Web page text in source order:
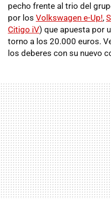
pecho frente al trio del
por los Volkswagen e-Up!,
Citigo iV) que apuesta por
torno a los 20.000 euros.
los deberes con su nuevo